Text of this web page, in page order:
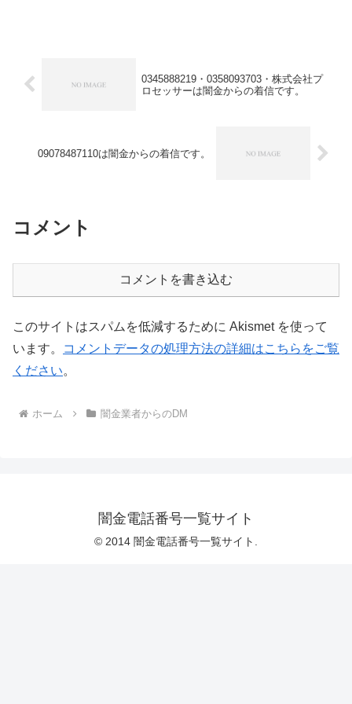
0345888219・0358093703・株式会社プ
ロセッサーは闇金からの着信です。
09078487110は闇金からの着信です。
コメント
コメントを書き込む
このサイトはスパムを低減するために Akismet を使って
います。
コメントデータの処理方法の詳細はこちらをご覧
ください。
ホーム 闇金業者からのDM
闇金電話番号一覧サイト
© 2014 闇金電話番号一覧サイト.